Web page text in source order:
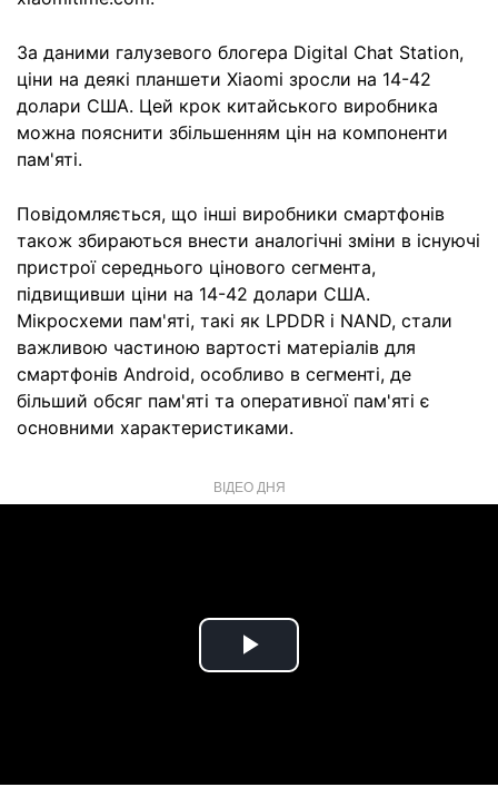
За даними галузевого блогера Digital Chat Station,
ціни на деякі планшети Xiaomi зросли на 14-42
долари США. Цей крок китайського виробника
можна пояснити збільшенням цін на компоненти
пам'яті.
Повідомляється, що інші виробники смартфонів
також збираються внести аналогічні зміни в існуючі
пристрої середнього цінового сегмента,
підвищивши ціни на 14-42 долари США.
Мікросхеми пам'яті, такі як LPDDR і NAND, стали
важливою частиною вартості матеріалів для
смартфонів Android, особливо в сегменті, де
більший обсяг пам'яті та оперативної пам'яті є
основними характеристиками.
ВІДЕО ДНЯ
Play